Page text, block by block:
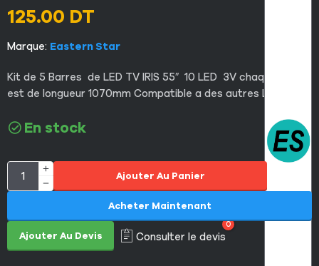
125.00 DT
Marque: Eastern Star
Kit de 5 Barres de LED TV IRIS 55″ 10 LED 3V chaque LED
est de longueur 1070mm Compatible a des autres LED TV
En stock
Ajouter Au Panier
Ajouter Au Devis Consulter le devis
0
Acheter Maintenant